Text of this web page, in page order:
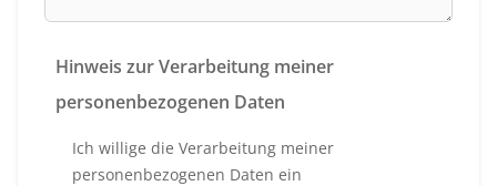
Hinweis zur Verarbeitung meiner
personenbezogenen Daten
Ich willige die Verarbeitung meiner
personenbezogenen Daten ein